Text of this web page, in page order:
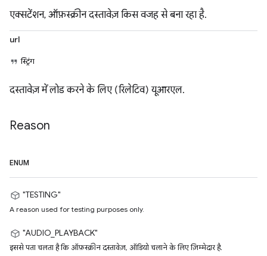
एक्सटेंशन, ऑफ़स्क्रीन दस्तावेज़ किस वजह से बना रहा है.
url
स्ट्रिंग
दस्तावेज़ में लोड करने के लिए (रिलेटिव) यूआरएल.
Reason
ENUM
"TESTING"
A reason used for testing purposes only.
"AUDIO_PLAYBACK"
इससे पता चलता है कि ऑफ़स्क्रीन दस्तावेज़, ऑडियो चलाने के लिए ज़िम्मेदार है.